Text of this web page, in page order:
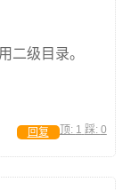
二级目录。
顶: 1 踩: 0
回复